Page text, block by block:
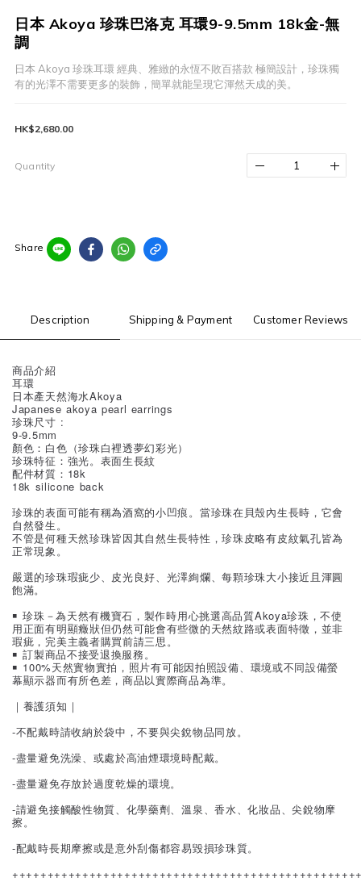
日本 Akoya 珍珠巴洛克 耳環9-9.5mm 18k金-無
調
日本 Akoya 珍珠耳環 經典、雅緻的永恆不敗百搭款 極簡設計，珍珠獨
有的光澤不需要更多的裝飾，簡單就能呈現它渾然天成的美。
HK$2,680.00
Quantity
Share
Description Shipping & Payment Customer Reviews
商品介紹
耳環
日本產天然海水Akoya
Japanese akoya pearl earrings
珍珠尺寸 :
9-9.5mm
顏色：白色（珍珠白裡透夢幻彩光）
珍珠特征：強光。表面生長紋
配件材質：18k
18k silicone back
珍珠的表面可能有稱為酒窩的小凹痕。當珍珠在貝殼內生長時，它會
自然發生。
不管是何種天然珍珠皆因其自然生長特性，珍珠皮略有皮紋氣孔皆為
正常現象。
嚴選的珍珠瑕疵少、皮光良好、光澤絢爛、每顆珍珠大小接近且渾圓
飽滿。
￭ 珍珠－為天然有機寶石，製作時用心挑選高品質Akoya珍珠，不使
用正面有明顯癥狀但仍然可能會有些微的天然紋路或表面特徵，並非
瑕疵，完美主義者購買前請三思。
￭ 訂製商品不接受退換服務。
￭ 100%天然實物實拍，照片有可能因拍照設備、環境或不同設備螢
幕顯示器而有所色差，商品以實際商品為準。
｜養護須知｜
-不配戴時請收納於袋中，不要與尖銳物品同放。
-盡量避免洗澡、或處於高油煙環境時配戴。
-盡量避免存放於過度乾燥的環境。
-請避免接觸酸性物質、化學藥劑、溫泉、香水、化妝品、尖銳物摩
擦。
-配戴時長期摩擦或是意外刮傷都容易毀損珍珠質。